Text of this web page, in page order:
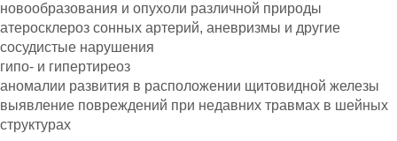
новообразования и опухоли различной природы
атеросклероз сонных артерий, аневризмы и другие
сосудистые нарушения
гипо- и гипертиреоз
аномалии развития в расположении щитовидной железы
выявление повреждений при недавних травмах в шейных
структурах